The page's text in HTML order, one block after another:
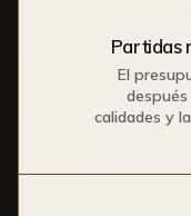
Partidas
El
calidades y